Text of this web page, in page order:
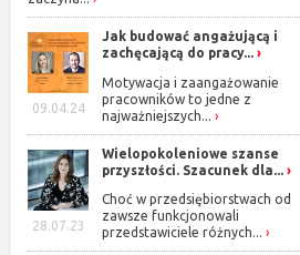
09.04.24
Jak budować angażującą i
zachęcającą do pracy...
Motywacja i zaangażowanie
pracowników to jedne z
najważniejszych...
28.07.23
Wielopokoleniowe szanse
przyszłości. Szacunek dla...
Choć w przedsiębiorstwach od
zawsze funkcjonowali
przedstawiciele różnych...